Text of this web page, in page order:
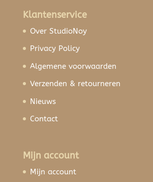
Klantenservice
Over StudioNoy
Privacy Policy
Algemene voorwaarden
Verzenden & retourneren
Nieuws
Contact
Mijn account
Mijn account